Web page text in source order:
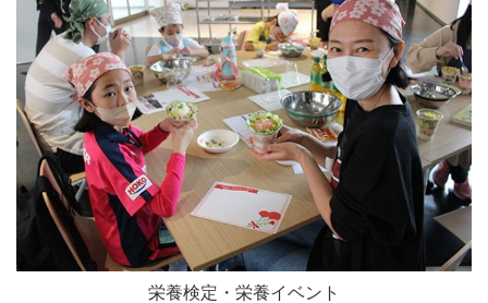
栄養検定・栄養イベント